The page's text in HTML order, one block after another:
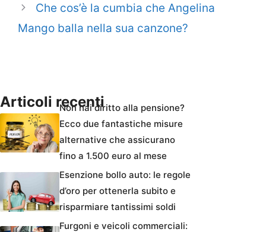
Che cos’è la cumbia che Angelina
Mango balla nella sua canzone?
Articoli recentiNon hai diritto alla pensione?
Ecco due fantastiche misure
alternative che assicurano
fino a 1.500 euro al mese
Esenzione bollo auto: le regole
d’oro per ottenerla subito e
risparmiare tantissimi soldi
Furgoni e veicoli commerciali: